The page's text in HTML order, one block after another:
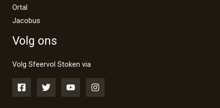
Ortal
Jacobus
Volg ons
Volg Sfeervol Stoken via